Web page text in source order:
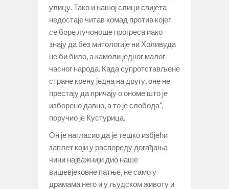
улицу. Тако и нашој слици свијета
недостаје читав комад против којег
се боре лучоноше прогреса иако
знају да без митологије ни Холивуда
не би било, а камоли једног малог
часног народа. Када супротстављене
стране крену једна на другу, оне не
престају да причају о ономе што је
изборено давно, а то је слобода“,
поручио је Кустурица.
Он је нагласио да је тешко избјећи
заплет који у распореду догађања
чини најважнији дио наше
вишевјековне патње, не само у
драмама него и у људском животу и